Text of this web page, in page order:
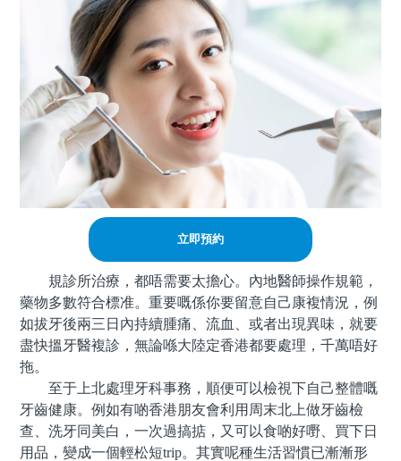
立即預約
規診所治療，都唔需要太擔心。內地醫師操作規範，
藥物多數符合標准。重要嘅係你要留意自己康複情況，例
如拔牙後兩三日內持續腫痛、流血、或者出現異味，就要
盡快搵牙醫複診，無論喺大陸定香港都要處理，千萬唔好
拖。
至于上北處理牙科事務，順便可以檢視下自己整體嘅
牙齒健康。例如有啲香港朋友會利用周末北上做牙齒檢
查、洗牙同美白，一次過搞掂，又可以食啲好嘢、買下日
用品，變成一個輕松短trip。其實呢種生活習慣已漸漸形